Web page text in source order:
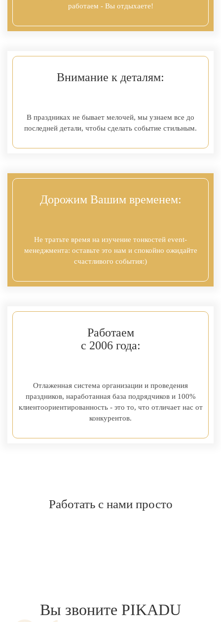
работаем - Вы отдыхаете!
Внимание к деталям:
В праздниках не бывает мелочей, мы узнаем все до
последней детали, чтобы сделать событие стильным.
Дорожим Вашим временем:
Не тратьте время на изучение тонкостей event-
менеджмента: оставьте это нам и спокойно ожидайте
счастливого события:)
Работаем
с 2006 года:
Отлаженная система организации и проведения
праздников, наработанная база подрядчиков и 100%
клиентоориентированность - это то, что отличает нас от
конкурентов.
Работать с нами просто
Вы звоните PIKADU